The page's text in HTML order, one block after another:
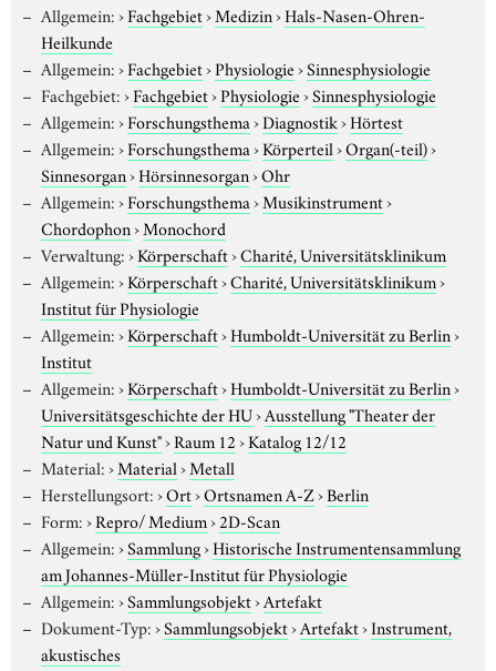
Allgemein:›Fachgebiet›Medizin›Hals-Nasen-Ohren-
Heilkunde
Allgemein:›Fachgebiet›Physiologie›Sinnesphysiologie
Fachgebiet:›Fachgebiet›Physiologie›Sinnesphysiologie
Allgemein:›Forschungsthema›Diagnostik›Hörtest
Allgemein:›Forschungsthema›Körperteil›Organ(-teil)›
Sinnesorgan›Hörsinnesorgan›Ohr
Allgemein:›Forschungsthema›Musikinstrument›
Chordophon›Monochord
Verwaltung:›Körperschaft›Charité, Universitätsklinikum
Allgemein:›Körperschaft›Charité, Universitätsklinikum›
Institut für Physiologie
Allgemein:›Körperschaft›Humboldt-Universität zu Berlin›
Institut
Allgemein:›Körperschaft›Humboldt-Universität zu Berlin›
Universitätsgeschichte der HU›Ausstellung "Theater der
Natur und Kunst"›Raum 12›Katalog 12/12
Material:›Material›Metall
Herstellungsort:›Ort›Ortsnamen A-Z›Berlin
Form:›Repro/ Medium›2D-Scan
Allgemein:›Sammlung›Historische Instrumentensammlung
am Johannes-Müller-Institut für Physiologie
Allgemein:›Sammlungsobjekt›Artefakt
Dokument-Typ:›Sammlungsobjekt›Artefakt›Instrument,
akustisches